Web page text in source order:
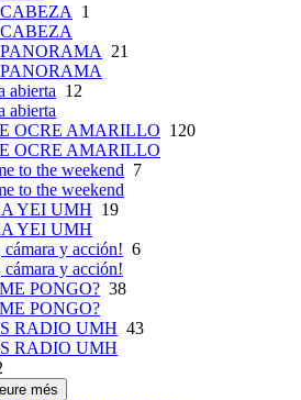
1
21
abierta 12
abierta
OCRE AMARILLO 120
OCRE AMARILLO
to the weekend 7
to the weekend
YEI UMH 19
YEI UMH
cámara y acción! 6
cámara y acción!
PONGO? 38
PONGO?
RADIO UMH 43
RADIO UMH
més